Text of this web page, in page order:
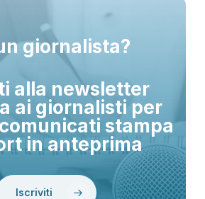
giornalista?
alla newsletter
ai giornalisti per
stampa
in anteprima
Iscriviti